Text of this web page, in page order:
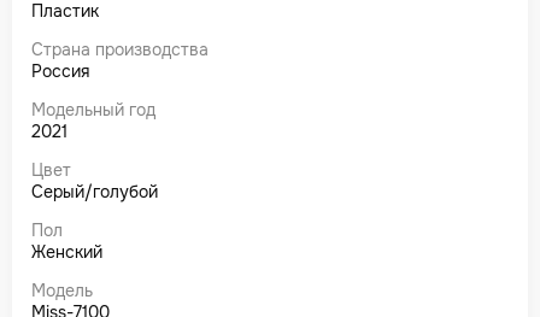
Пластик
Страна производства
Россия
Модельный год
2021
Цвет
Серый/голубой
Пол
Женский
Модель
Miss-7100